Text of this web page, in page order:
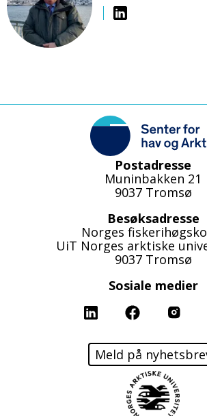
SIDER
Postadresse
Muninbakken 21
9037 Tromsø
Besøksadresse
Norges
UiT Norges arktiske
9037 Tromsø
Sosiale medier
LinkedinFacebook
Meld på